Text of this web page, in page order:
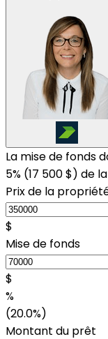
La mise de fonds
5% (17 500 $) de
Prix de la
$
Mise de fonds
$
%
(20.0%)
Montant du prêt